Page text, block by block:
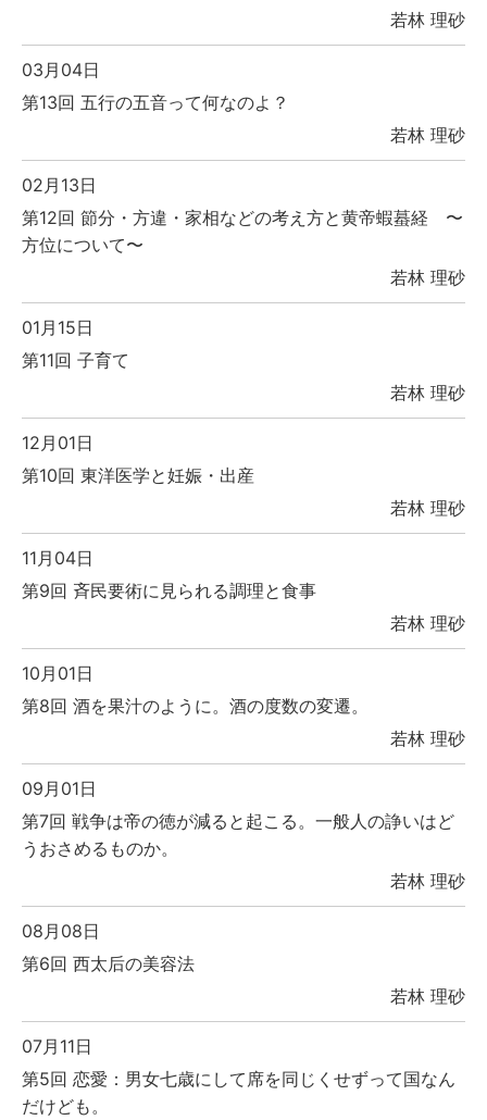
若林 理砂
03月04日
第13回 五行の五音って何なのよ？
若林 理砂
02月13日
第12回 節分・方違・家相などの考え方と黄帝蝦蟇経 〜
方位について〜
若林 理砂
01月15日
第11回 子育て
若林 理砂
12月01日
第10回 東洋医学と妊娠・出産
若林 理砂
11月04日
第9回 斉民要術に見られる調理と食事
若林 理砂
10月01日
第8回 酒を果汁のように。酒の度数の変遷。
若林 理砂
09月01日
第7回 戦争は帝の徳が減ると起こる。一般人の諍いはど
うおさめるものか。
若林 理砂
08月08日
第6回 西太后の美容法
若林 理砂
07月11日
第5回 恋愛：男女七歳にして席を同じくせずって国なん
だけども。